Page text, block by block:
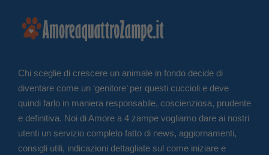
Chi sceglie di crescere un animale in fondo decide di
diventare come un ‘genitore’ per questi cuccioli e deve
quindi farlo in maniera responsabile, coscienziosa, prudente
e definitiva. Noi di Amore a 4 zampe vogliamo dare ai nostri
utenti un servizio completo fatto di news, aggiornamenti,
consigli utili, indicazioni dettagliate sul come iniziare e